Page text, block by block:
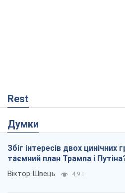
Rest
Думки
Збіг інтересів двох цинічних
таємний план Трампа і
Віктор Швець 4,9 т.